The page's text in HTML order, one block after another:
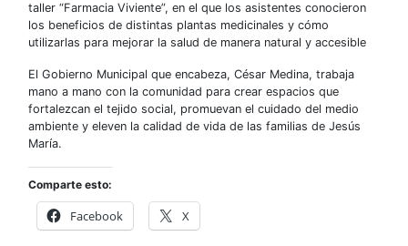
taller “Farmacia Viviente”, en el que los asistentes conocieron
los beneficios de distintas plantas medicinales y cómo
utilizarlas para mejorar la salud de manera natural y accesible
El Gobierno Municipal que encabeza, César Medina, trabaja
mano a mano con la comunidad para crear espacios que
fortalezcan el tejido social, promuevan el cuidado del medio
ambiente y eleven la calidad de vida de las familias de Jesús
María.
Comparte esto:
Facebook X